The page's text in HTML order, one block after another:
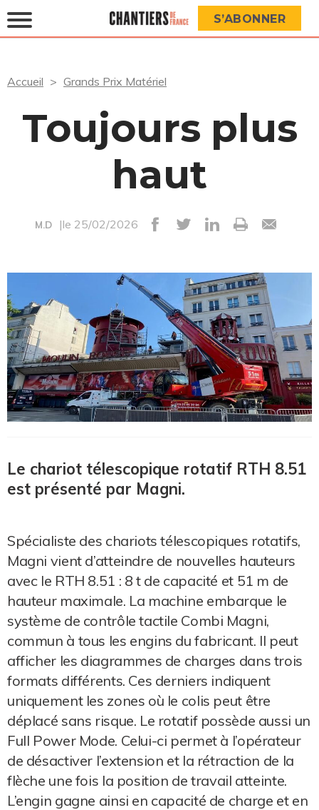
S’ABONNER
Accueil Grands Prix Matériel
Toujours plus
haut
M.D |le 25/02/2026
Le chariot télescopique rotatif RTH 8.51
est présenté par Magni.
Spécialiste des chariots télescopiques rotatifs,
Magni vient d’atteindre de nouvelles hauteurs
avec le RTH 8.51 : 8 t de capacité et 51 m de
hauteur maximale. La machine embarque le
système de contrôle tactile Combi Magni,
commun à tous les engins du fabricant. Il peut
afficher les diagrammes de charges dans trois
formats différents. Ces derniers indiquent
uniquement les zones où le colis peut être
déplacé sans risque. Le rotatif possède aussi un
Full Power Mode. Celui-ci permet à l’opérateur
de désactiver l’extension et la rétraction de la
flèche une fois la position de travail atteinte.
L’engin gagne ainsi en capacité de charge et en